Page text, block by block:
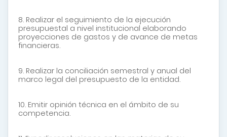
8. Realizar el seguimiento de la ejecución
presupuestal a nivel institucional elaborando
proyecciones de gastos y de avance de metas
financieras.
9. Realizar la conciliación semestral y anual del
marco legal del presupuesto de la entidad.
10. Emitir opinión técnica en el ámbito de su
competencia.